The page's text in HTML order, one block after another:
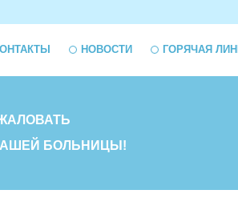
НОВОСТИ ГОРЯЧАЯ
БОЛЬНИЦЫ!